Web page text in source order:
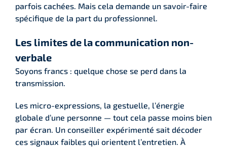
parfois cachées. Mais cela demande un savoir-faire
spécifique de la part du professionnel.
Les limites de la communication non-
verbale
Soyons francs : quelque chose se perd dans la
transmission.
Les micro-expressions, la gestuelle, l’énergie
globale d’une personne — tout cela passe moins bien
par écran. Un conseiller expérimenté sait décoder
ces signaux faibles qui orientent l’entretien. À